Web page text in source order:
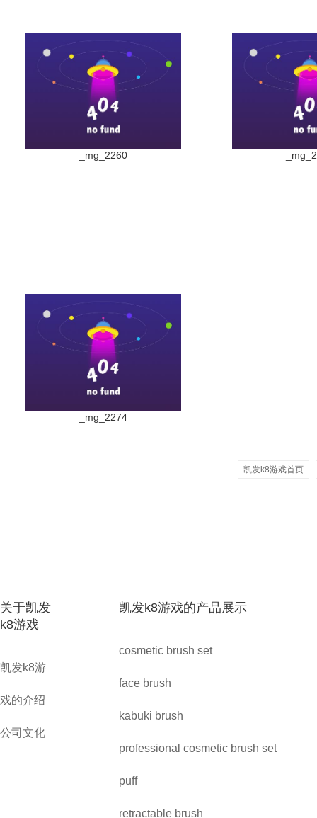
_mg_2260
_mg_2274
凯发k8游戏首页
关于凯发
k8游戏
凯发k8游
戏的介绍
公司文化
凯发k8游戏的产品展示
cosmetic brush set
face brush
kabuki brush
professional cosmetic brush set
puff
retractable brush